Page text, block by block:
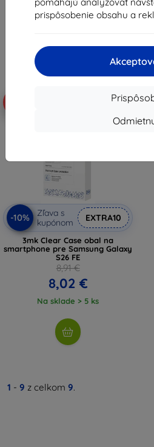
prispôsobenie obsahu a
8,02 €
-10%
Zľava s
kupónom
EXTRA10
3mk Clear Case obal na
smartphone pre Samsung Galaxy
S26 FE
8,91 €
8,02 €
Na sklade > 5 ks
1 - 9 z celkom 9.